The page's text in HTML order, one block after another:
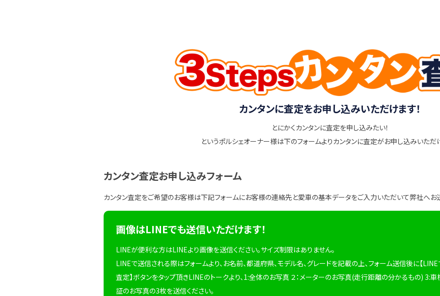
カンタンに査定をお申し込みいただけます！
とにかくカンタンに査定を申し込みたい！
というポルシェオーナー様は下のフォームよりカンタンに査定がお申し込みいただ
カンタン査定お申し込みフォーム
カンタン査定をご希望のお客様は下記フォームにお客様の連絡先と愛車の基本データをご入力いただいて弊社へお
画像はLINEでも送信いただけます！
LINEが便利な方はLINEより画像を送信ください。サイズ制限はありません。
LINEで送信される際はフォームより、お名前、都道府県、モデル名、グレードを記載の上、フォーム送信後に【LINE
査定】ボタンをタップ頂きLINEのトークより、1:全体のお写真 ２：メーターのお写真(走行距離の分かるもの) 3:車
証のお写真の3枚を送信ください。